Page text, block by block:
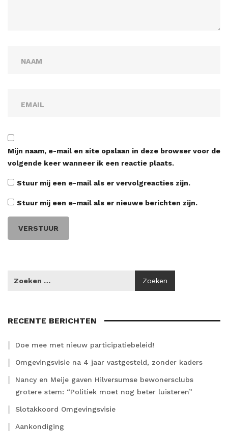
Mijn naam, e-mail en site opslaan in deze browser voor de
volgende keer wanneer ik een reactie plaats.
Stuur mij een e-mail als er vervolgreacties zijn.
Stuur mij een e-mail als er nieuwe berichten zijn.
RECENTE BERICHTEN
Doe mee met nieuw participatiebeleid!
Omgevingsvisie na 4 jaar vastgesteld, zonder kaders
Nancy en Meije gaven Hilversumse bewonersclubs
grotere stem: “Politiek moet nog beter luisteren”
Slotakkoord Omgevingsvisie
Aankondiging